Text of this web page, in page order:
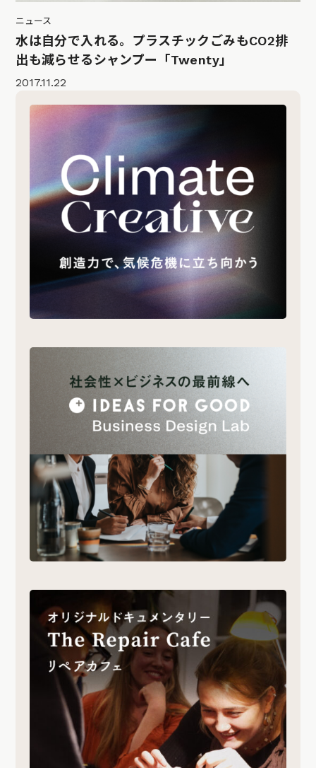
ニュース
水は自分で入れる。プラスチックごみもCO2排
出も減らせるシャンプー「Twenty」
2017.11.22